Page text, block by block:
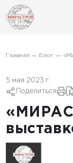
Главная Блог
5 мая 2023 г.
Поделиться